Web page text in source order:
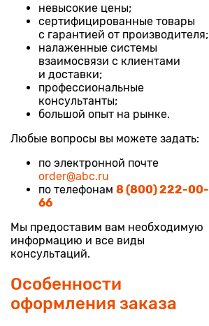
невысокие цены;
сертифицированные товары
с гарантией от производителя;
налаженные системы
взаимосвязи с клиентами
и доставки;
профессиональные
консультанты;
большой опыт на рынке.
Любые вопросы вы можете задать:
по электронной почте
order@abc.ru
по телефонам 8 (800) 222-00-
66
Мы предоставим вам необходимую
информацию и все виды
консультаций.
Особенности
оформления заказа